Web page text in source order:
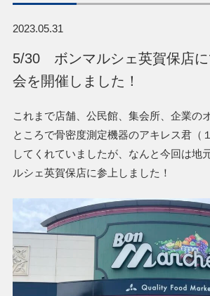
2023.05.31
5/30 ボンマルシェ英賀保店に
会を開催しました！
これまで店舗、公民館、集会所、企業の
ところで骨密度測定機器のアキレス君（
してくれていましたが、なんと今回は地
ルシェ英賀保店に参上しました！